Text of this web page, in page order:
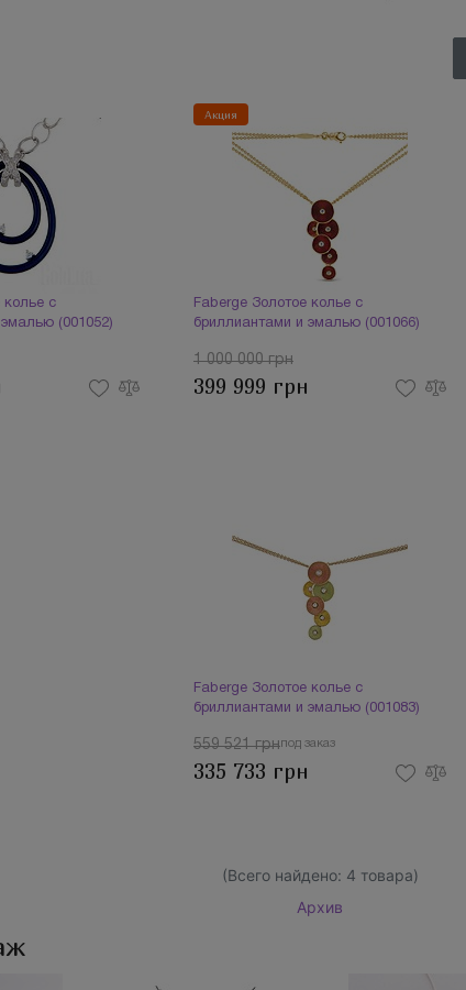
колье с
(001052)
Акция
Faberge Золотое колье с
бриллиантами и эмалью (001066)
1 000 000 грн
399 999 грн
Faberge Золотое колье с
бриллиантами и эмалью (001083)
под заказ
559 521 грн
335 733 грн
(Всего найдено: 4 товара)
Архив